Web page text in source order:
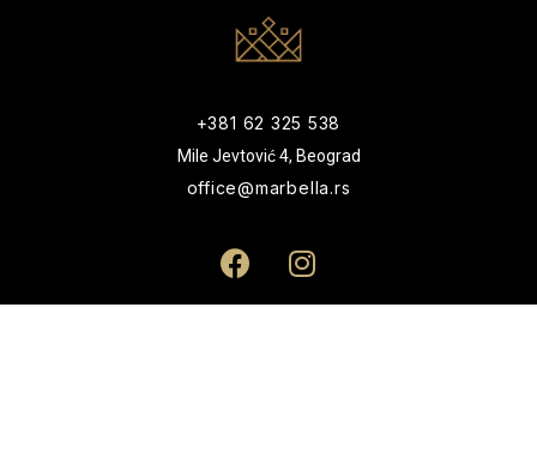
+381 62 325 538
Mile Jevtović 4, Beograd
office@marbella.rs